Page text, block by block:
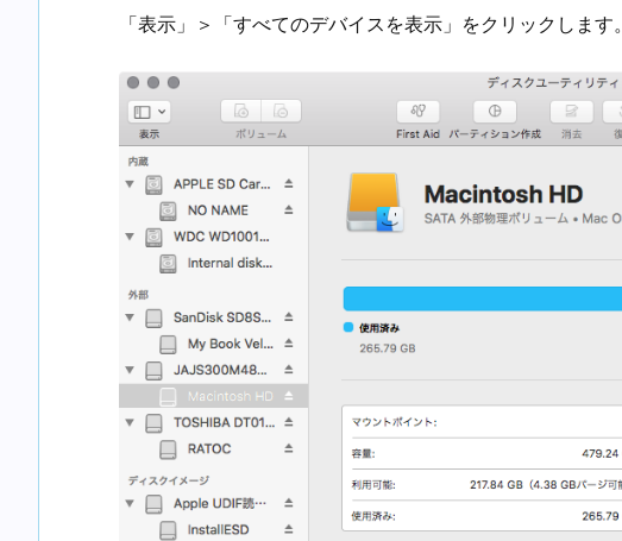
「表示」＞「すべてのデバイスを表示」をクリックします。